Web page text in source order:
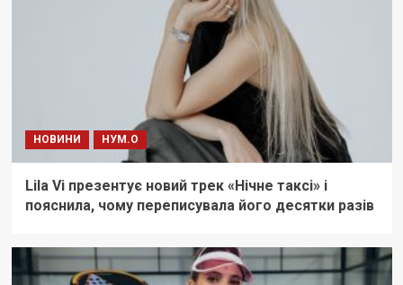
НОВИНИ НУМ.О
Lila Vi презентує новий трек «Нічне таксі» і
пояснила, чому переписувала його десятки разів